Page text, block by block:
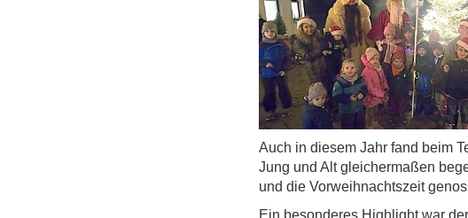
Auch in diesem Jahr fand beim
Jung und Alt gleichermaßen
und die Vorweihnachtszeit